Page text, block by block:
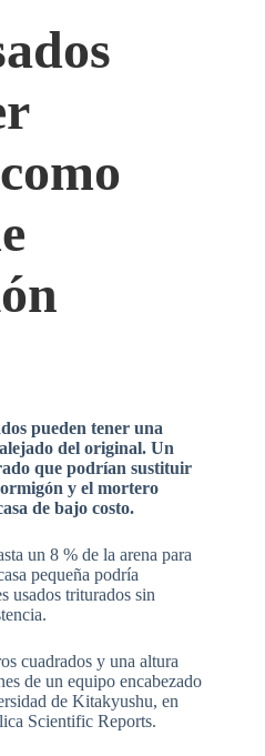
pueden tener una
del original. Un
que podrían sustituir
y el mortero
de bajo costo.
un 8 % de la arena para
pequeña podría
usados triturados sin
cuadrados y una altura
de un equipo encabezado
de Kitakyushu, en
Scientific Reports.